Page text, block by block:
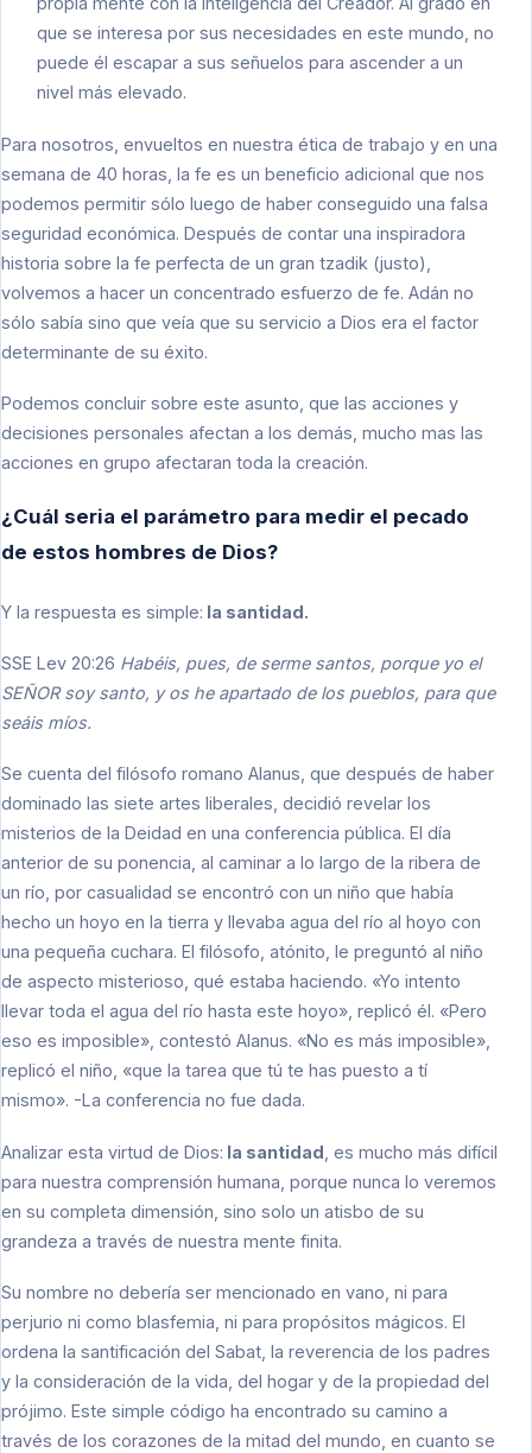
que se interesa por sus necesidades en este mundo, no
puede él escapar a sus señuelos para ascender a un
nivel más elevado.
Para nosotros, envueltos en nuestra ética de trabajo y en una
semana de 40 horas, la fe es un beneficio adicional que nos
podemos permitir sólo luego de haber conseguido una falsa
seguridad económica. Después de contar una inspiradora
historia sobre la fe perfecta de un gran tzadik (justo),
volvemos a hacer un concentrado esfuerzo de fe. Adán no
sólo sabía sino que veía que su servicio a Dios era el factor
determinante de su éxito.
Podemos concluir sobre este asunto, que las acciones y
decisiones personales afectan a los demás, mucho mas las
acciones en grupo afectaran toda la creación.
¿Cuál seria el parámetro para medir el pecado
de estos hombres de Dios?
Y la respuesta es simple: la santidad.
SSE Lev 20:26 Habéis, pues, de serme santos, porque yo el
SEÑOR soy santo, y os he apartado de los pueblos, para que
seáis míos.
Se cuenta del filósofo romano Alanus, que después de haber
dominado las siete artes liberales, decidió revelar los
misterios de la Deidad en una conferencia pública. El día
anterior de su ponencia, al caminar a lo largo de la ribera de
un río, por casualidad se encontró con un niño que había
hecho un hoyo en la tierra y llevaba agua del río al hoyo con
una pequeña cuchara. El filósofo, atónito, le preguntó al niño
de aspecto misterioso, qué estaba haciendo. «Yo intento
llevar toda el agua del río hasta este hoyo», replicó él. «Pero
eso es imposible», contestó Alanus. «No es más imposible»,
replicó el niño, «que la tarea que tú te has puesto a tí
mismo». -La conferencia no fue dada.
Analizar esta virtud de Dios: la santidad , es mucho más difícil
para nuestra comprensión humana, porque nunca lo veremos
en su completa dimensión, sino solo un atisbo de su
grandeza a través de nuestra mente finita.
Su nombre no debería ser mencionado en vano, ni para
perjurio ni como blasfemia, ni para propósitos mágicos. El
ordena la santificación del Sabat, la reverencia de los padres
y la consideración de la vida, del hogar y de la propiedad del
prójimo. Este simple código ha encontrado su camino a
través de los corazones de la mitad del mundo, en cuanto se